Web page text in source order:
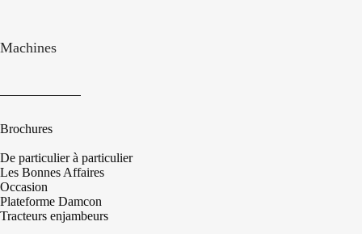
Machines
Brochures
De particulier à particulier
Les Bonnes Affaires
Occasion
Plateforme Damcon
Tracteurs enjambeurs